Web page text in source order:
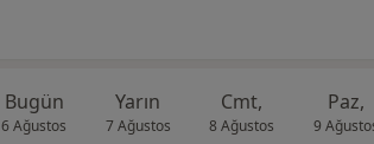
Bugün
6 Ağustos
Yarın
7 Ağustos
Cmt,
8 Ağustos
Paz,
9